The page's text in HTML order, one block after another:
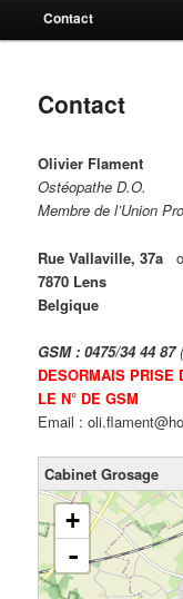
Contact
Contact
Olivier Flament
Ostéopathe D.O.
Membre de l’Union
Rue Vallaville, 37a
7870 Lens
Belgique
GSM : 0475/34 44 87
DESORMAIS PRISE
LE N° DE GSM
Email :
Cabinet Grosage
chargement de la carte -
+
-